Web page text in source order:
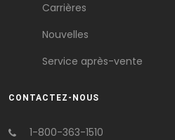
Carrières
Nouvelles
Service après-vente
CONTACTEZ-NOUS
1-800-363-1510